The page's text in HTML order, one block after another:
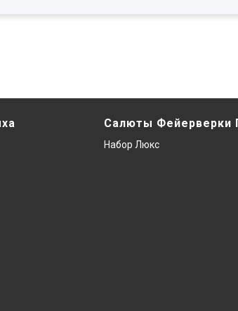
Салюты Фейерверки
Набор Люкс